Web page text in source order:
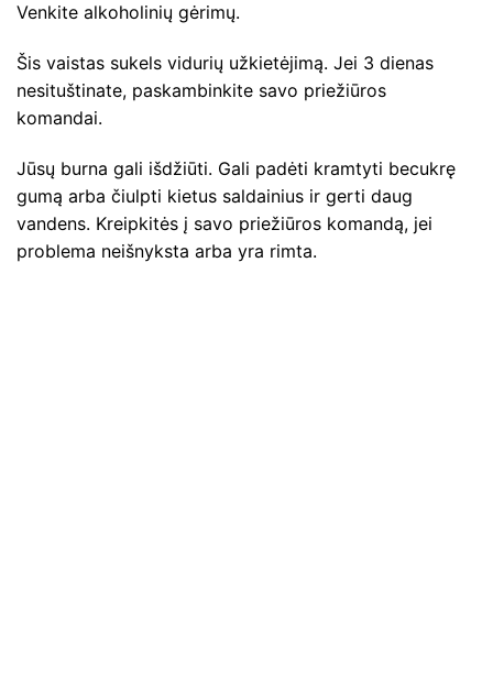
Venkite alkoholinių gėrimų.
Šis vaistas sukels vidurių užkietėjimą. Jei 3 dienas
nesituštinate, paskambinkite savo priežiūros
komandai.
Jūsų burna gali išdžiūti. Gali padėti kramtyti becukrę
gumą arba čiulpti kietus saldainius ir gerti daug
vandens. Kreipkitės į savo priežiūros komandą, jei
problema neišnyksta arba yra rimta.